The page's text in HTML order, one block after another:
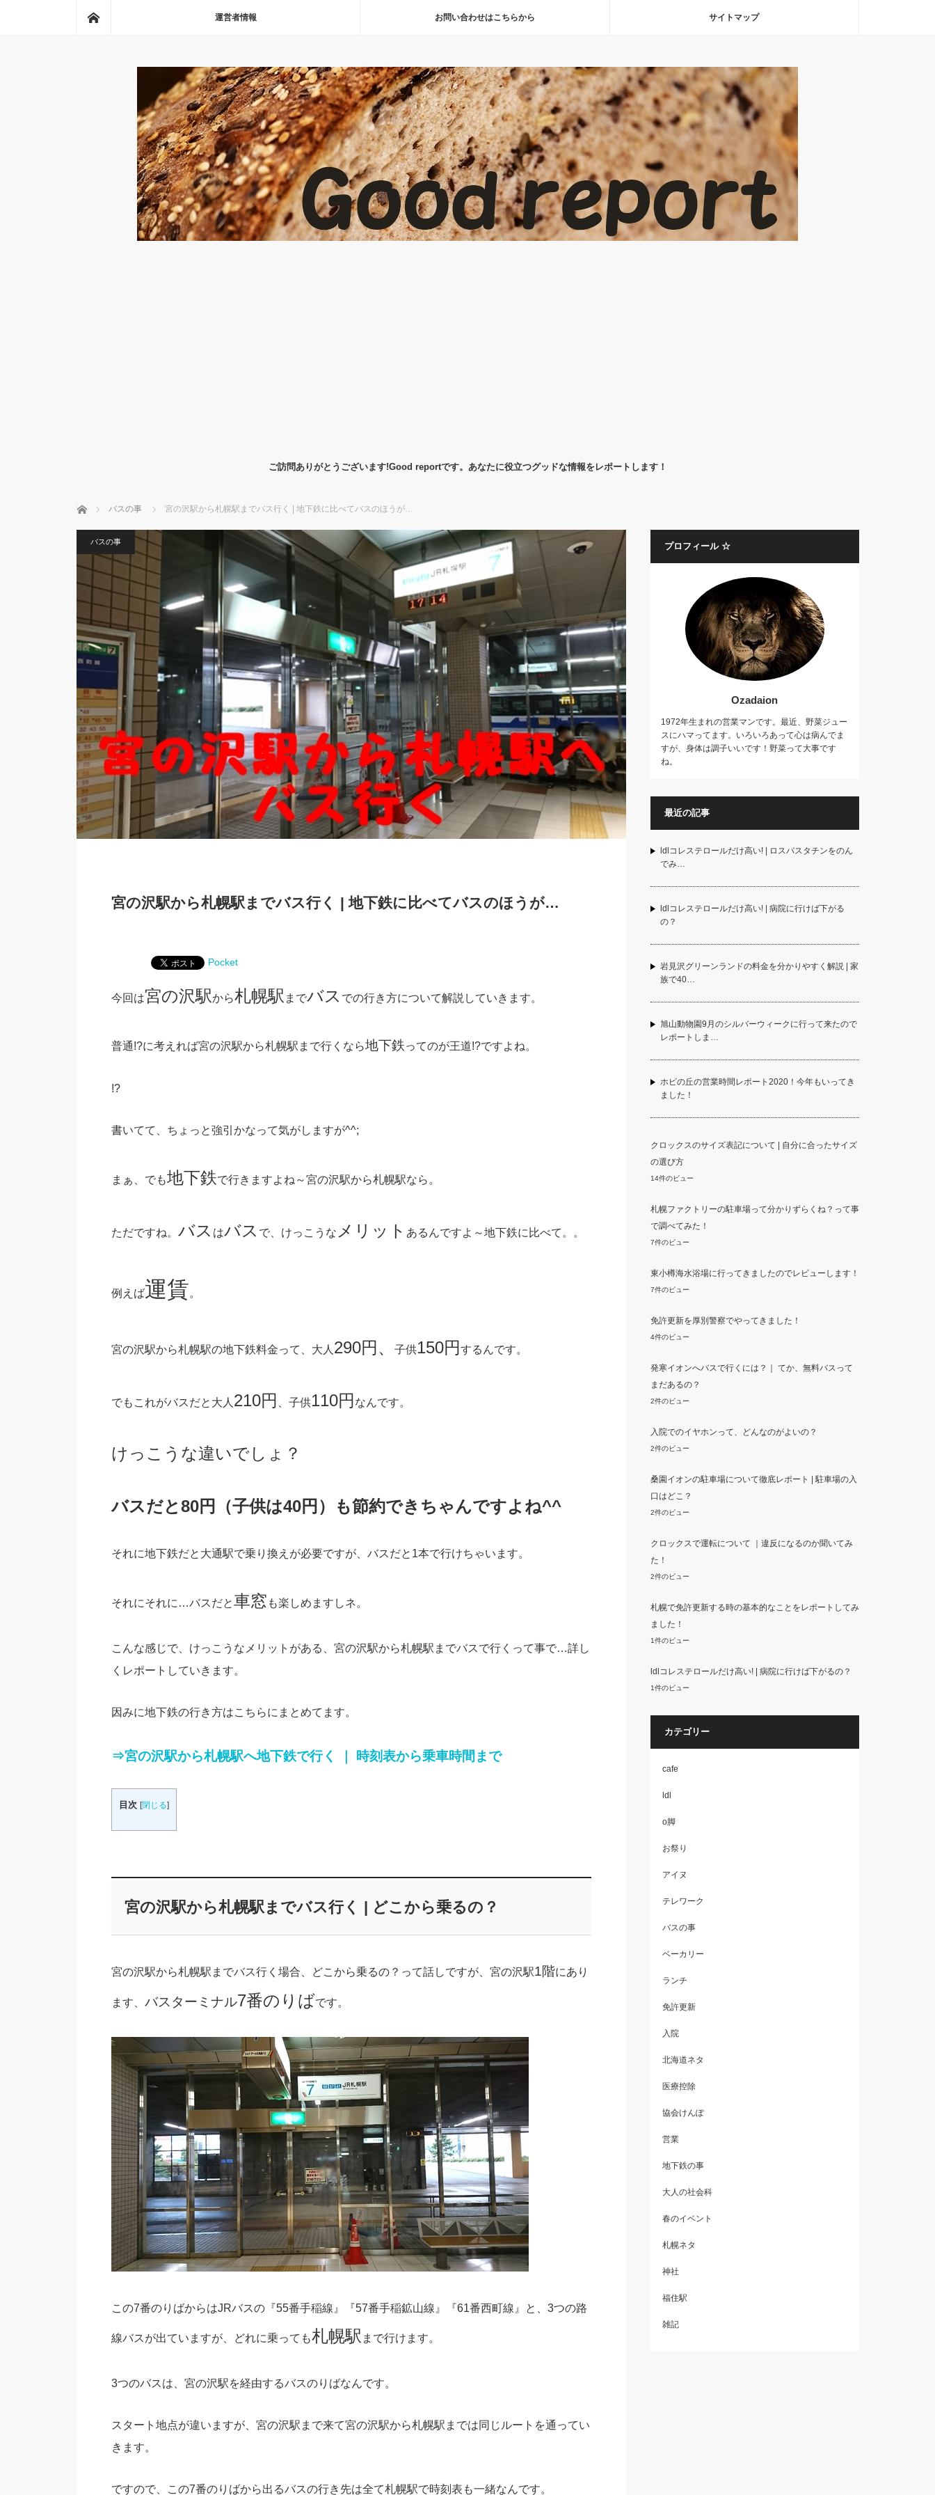
運営者情報 お問い合わせはこちらから サイトマップ
ご訪問ありがとうございます!Good reportです。あなたに役立つグッドな情報をレポートします！
ホーム バスの事 宮の沢駅から札幌駅までバス行く | 地下鉄に比べてバスのほうが…
バスの事
宮の沢駅から札幌駅までバス行く | 地下鉄に比べてバスのほうが…
Pocket
今回は宮の沢駅から札幌駅 までバス での行き方について解説していきます。
普通!?に考えれば宮の沢駅から札幌駅まで行くなら地下鉄ってのが王道!?ですよね。
!?
書いてて、ちょっと強引かなって気がしますが^^;
まぁ、でも地下鉄で行きますよね～宮の沢駅から札幌駅なら。
ただですね。 バス はバス で、けっこうな メリット あるんですよ～地下鉄に比べて。。
例えば運賃。
宮の沢駅から札幌駅の地下鉄料金って、大人 290円、 子供150円するんです。
でもこれがバスだと大人 210円 、子供110円なんです。
けっこうな違いでしょ？
バスだと80円（子供は40円）も節約できちゃんですよね^^
それに地下鉄だと大通駅で乗り換えが必要ですが、バスだと1本で行けちゃいます。
それにそれに…バスだと車窓 も楽しめますしネ。
こんな感じで、けっこうなメリットがある、宮の沢駅から札幌駅までバスで行くって事で…詳し
くレポートしていきます。
因みに地下鉄の行き方はこちらにまとめてます。
⇒宮の沢駅から札幌駅へ地下鉄で行く ｜ 時刻表から乗車時間まで
目次 [閉じる]
宮の沢駅から札幌駅までバス行く | どこから乗るの？
宮の沢駅から札幌駅までバス行く場合、どこから乗るの？って話しですが、宮の沢駅1階にあり
ます、 バスターミナル7番のりばです。
この7番のりばからはJRバスの『55番手稲線』『57番手稲鉱山線』『61番西町線』と、3つの路
線バスが出ていますが、どれに乗っても札幌駅 まで行けます。
3つのバスは、宮の沢駅を経由するバスのりばなんです。
スタート地点が違いますが、宮の沢駅まで来て宮の沢駅から札幌駅までは同じルートを通ってい
きます。
ですので、この7番のりばから出るバスの行き先は全て札幌駅で時刻表も一緒なんです。
プロフィール ☆
Ozadaion
1972年生まれの営業マンです。最近、野菜ジュー
スにハマってます。いろいろあって心は病んでま
すが、身体は調子いいです！野菜って大事です
ね。
最近の記事
ldlコレステロールだけ高い! | ロスバスタチンをのん
でみ…
ldlコレステロールだけ高い! | 病院に行けば下がる
の？
岩見沢グリーンランドの料金を分かりやすく解説 | 家
族で40…
旭山動物園9月のシルバーウィークに行って来たので
レポートしま…
ホピの丘の営業時間レポート2020！今年もいってき
ました！
クロックスのサイズ表記について | 自分に合ったサイズ
の選び方
14件のビュー
札幌ファクトリーの駐車場って分かりずらくね？って事
で調べてみた！
7件のビュー
東小樽海水浴場に行ってきましたのでレビューします！
7件のビュー
免許更新を厚別警察でやってきました！
4件のビュー
発寒イオンへバスで行くには？｜ てか、無料バスって
まだあるの？
2件のビュー
入院でのイヤホンって、どんなのがよいの？
2件のビュー
桑園イオンの駐車場について徹底レポート | 駐車場の入
口はどこ？
2件のビュー
クロックスで運転について ｜違反になるのか聞いてみ
た！
2件のビュー
札幌で免許更新する時の基本的なことをレポートしてみ
ました！
1件のビュー
ldlコレステロールだけ高い! | 病院に行けば下がるの？
1件のビュー
カテゴリー
cafe
ldl
o脚
お祭り
アイヌ
テレワーク
バスの事
ベーカリー
ランチ
免許更新
入院
北海道ネタ
医療控除
協会けんぽ
営業
地下鉄の事
大人の社会科
春のイベント
札幌ネタ
神社
福住駅
雑記